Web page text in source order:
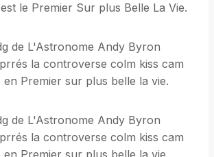
le Premier Sur plus Belle La Vie.
de L'Astronome Andy Byron
la controverse colm kiss cam
Premier sur plus belle la vie.
de L'Astronome Andy Byron
la controverse colm kiss cam